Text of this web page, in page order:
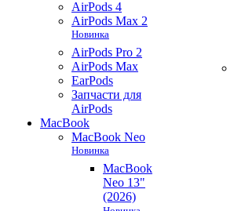
AirPods 4
AirPods Max 2
Новинка
AirPods Pro 2
AirPods Max
EarPods
Запчасти для
AirPods
MacBook
MacBook Neo
Новинка
MacBook
Neo 13"
(2026)